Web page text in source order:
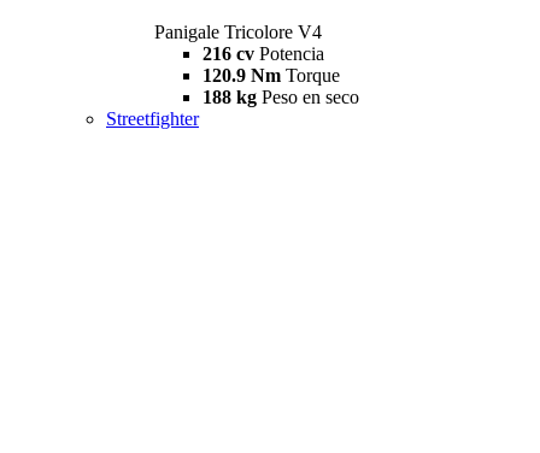
Panigale Tricolore V4
216 cv Potencia
120.9 Nm Torque
188 kg Peso en seco
Streetfighter